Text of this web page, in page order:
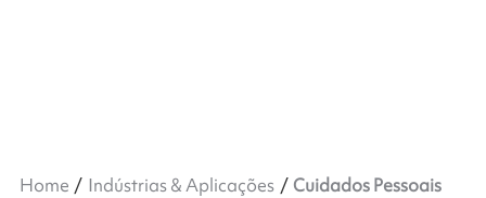
Home Indústrias & Aplicações Cuidados Pessoais